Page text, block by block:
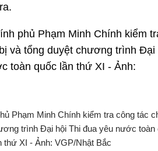
Phạm Minh Chính kiểm tra công tác
trình Đại hội Thi đua yêu nước toàn
thứ XI - Ảnh: VGP/Nhật Bắc